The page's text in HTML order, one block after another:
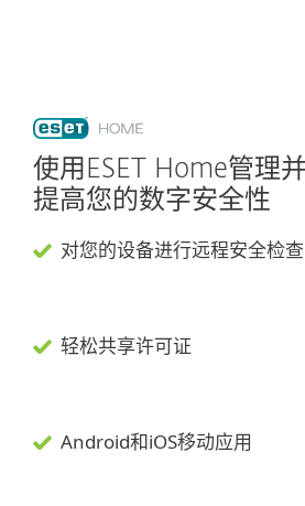
使用ESET Home管理
提高您的数字安全性
对您的设备进行远程安全检查
轻松共享许可证
Android和iOS移动应用